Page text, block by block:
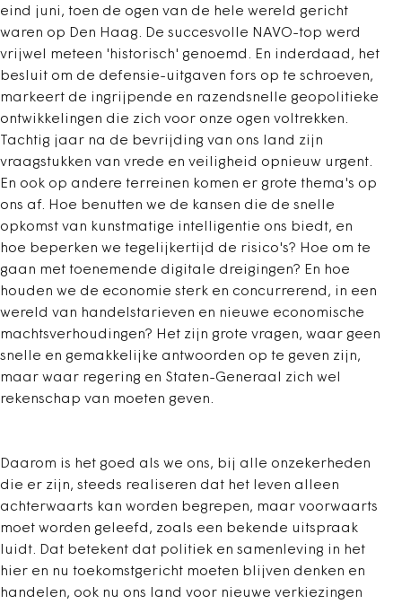
eind juni, toen de ogen van de hele wereld gericht
waren op Den Haag. De succesvolle NAVO-top werd
vrijwel meteen 'historisch' genoemd. En inderdaad, het
besluit om de defensie-uitgaven fors op te schroeven,
markeert de ingrijpende en razendsnelle geopolitieke
ontwikkelingen die zich voor onze ogen voltrekken.
Tachtig jaar na de bevrijding van ons land zijn
vraagstukken van vrede en veiligheid opnieuw urgent.
En ook op andere terreinen komen er grote thema's op
ons af. Hoe benutten we de kansen die de snelle
opkomst van kunstmatige intelligentie ons biedt, en
hoe beperken we tegelijkertijd de risico's? Hoe om te
gaan met toenemende digitale dreigingen? En hoe
houden we de economie sterk en concurrerend, in een
wereld van handelstarieven en nieuwe economische
machtsverhoudingen? Het zijn grote vragen, waar geen
snelle en gemakkelijke antwoorden op te geven zijn,
maar waar regering en Staten-Generaal zich wel
rekenschap van moeten geven.
Daarom is het goed als we ons, bij alle onzekerheden
die er zijn, steeds realiseren dat het leven alleen
achterwaarts kan worden begrepen, maar voorwaarts
moet worden geleefd, zoals een bekende uitspraak
luidt. Dat betekent dat politiek en samenleving in het
hier en nu toekomstgericht moeten blijven denken en
handelen, ook nu ons land voor nieuwe verkiezingen